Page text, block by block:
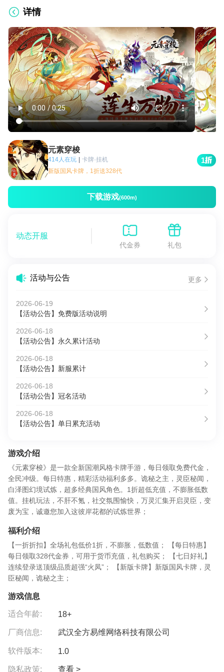
详情
元素穿梭
414人在玩 | 卡牌·挂机
新版国风卡牌，1折送328代
1
下载游戏(600m)
动态开服
代金券 礼包
活动与公告 更多
2026-06-19
【活动公告】免费版活动说明
2026-06-18
【活动公告】永久累计活动
2026-06-18
【活动公告】新服累计
2026-06-18
【活动公告】冠名活动
2026-06-18
【活动公告】单日累充活动
游戏介绍
《元素穿梭》是一款全新国潮风格卡牌手游，每日领取免费代金，
全民冲级。每日特惠，精彩活动福利多多。诡秘之主，灵臣秘闻，
白泽图幻境试炼，超多经典国风角色。1折超低充值，不膨胀低数
值。挂机玩法，不肝不氪，社交氛围愉快，万灵汇集开启灵臣，变
废为宝，诚邀您加入这彼岸花都的试炼世界；
福利介绍
【一折折扣】全场礼包低价1折，不膨胀，低数值； 【每日特惠】
每日领取328代金券，可用于货币充值，礼包购买； 【七日好礼】
连续登录送顶级品质超强“火凤”； 【新版卡牌】新版国风卡牌，灵
臣秘闻，诡秘之主；
游戏信息
适合年龄: 18+
厂商信息: 武汉全方易维网络科技有限公司
软件版本: 1.0
隐私政策: 查看 >